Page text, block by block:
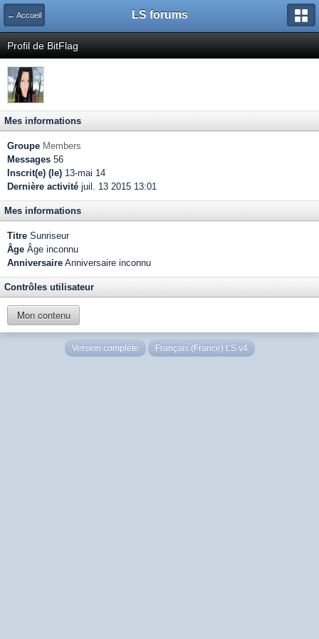
← Accueil LS forums
Profil de BitFlag
Mes informations
Groupe Members
Messages 56
Inscrit(e) (le) 13-mai 14
Dernière activité juil. 13 2015 13:01
Mes informations
Titre Sunriseur
Âge Âge inconnu
Anniversaire Anniversaire inconnu
Contrôles utilisateur
Mon contenu
Version complète Français (France) LS v4